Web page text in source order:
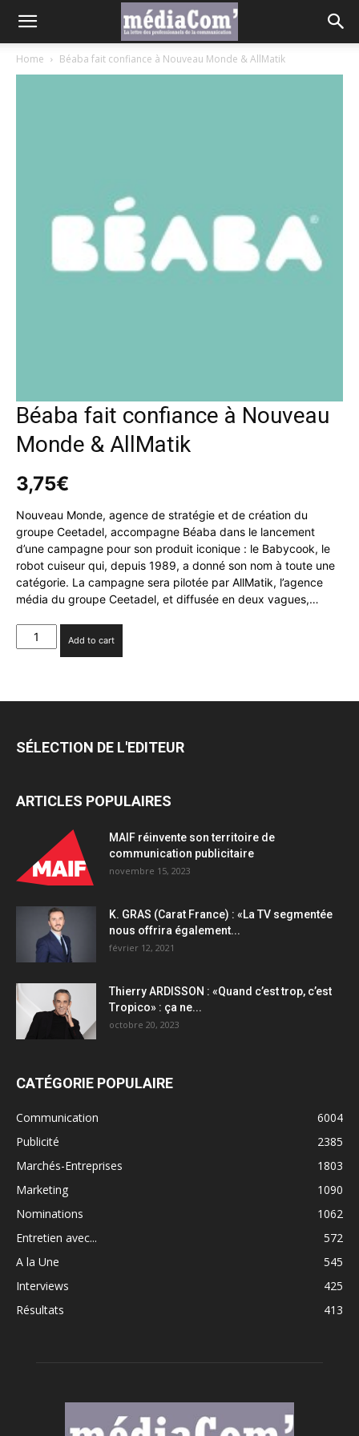
Home Béaba fait confiance à Nouveau Monde & AllMatik
Béaba fait confiance à Nouveau
Monde & AllMatik
3,75€
Nouveau Monde, agence de stratégie et de création du
groupe Ceetadel, accompagne Béaba dans le lancement
d’une campagne pour son produit iconique : le Babycook, le
robot cuiseur qui, depuis 1989, a donné son nom à toute une
catégorie. La campagne sera pilotée par AllMatik, l’agence
média du groupe Ceetadel, et diffusée en deux vagues,…
Béaba
fait
Nouveau
AllMatik
Add to cart
SÉLECTION DE L'EDITEUR
ARTICLES POPULAIRES
MAIF réinvente son territoire de
communication publicitaire
novembre 15, 2023
K. GRAS (Carat France) : «La TV segmentée
nous offrira également...
février 12, 2021
Thierry ARDISSON : «Quand c’est trop, c’est
Tropico» : ça ne...
octobre 20, 2023
CATÉGORIE POPULAIRE
Communication
6004
Publicité
2385
Marchés-Entreprises
1803
Marketing
1090
Nominations
1062
Entretien avec...
572
A la Une
545
Interviews
425
Résultats
413